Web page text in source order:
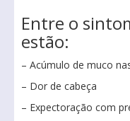
Entre o
estão:
– Acúmulo de muco
– Dor de cabeça
– Expectoração com